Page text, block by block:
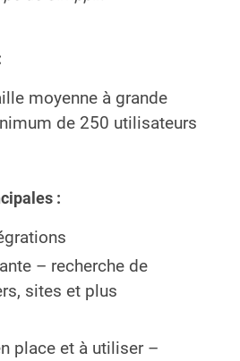
moyenne à grande
de 250 utilisateurs
:
– recherche de
sites et plus
place et à utiliser –